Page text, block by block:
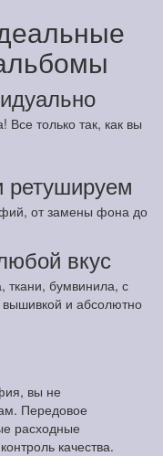
Все только так, как вы
от замены фона до
вкус
ткани, бумвинила, с
и абсолютно
вы не
Передовое
расходные
качества.